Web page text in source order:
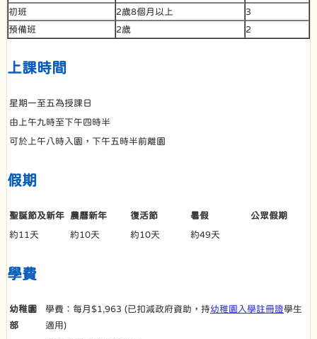
初班
2歲8個月以上
3
預備班
2歲 2
上課時間
星期一至五為授課日
由上午九時至下午四時半
可於上午八時入園，下午五時半前離園
假期
聖誕節及新年 農曆新年 復活節 暑假 公眾假期
約11天 約10天 約10天 約49天
學費
幼稚園
部
學費：每月$1,963 (已扣減政府資助，持幼稚園入學註冊證學生
適用)